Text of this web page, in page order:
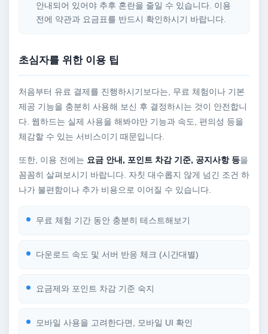
안내되어 있어야 추후 혼란을 줄일 수 있습니다. 이용
전에 약관과 요금표를 반드시 확인하시기 바랍니다.
초심자를 위한 이용 팁
처음부터 유료 결제를 진행하시기보다는, 무료 체험이나 기본
제공 기능을 충분히 사용해 보신 후 결정하시는 것이 안전합니
다. 웹하드는 실제 사용을 해봐야만 기능과 속도, 편의성 등을
체감할 수 있는 서비스이기 때문입니다.
또한, 이용 전에는 요금 안내, 포인트 차감 기준, 공지사항 등을
꼼꼼히 살펴보시기 바랍니다. 자칫 대수롭지 않게 넘긴 조건 하
나가 불편함이나 추가 비용으로 이어질 수 있습니다.
무료 체험 기간 동안 충분히 테스트해보기
다운로드 속도 및 서버 반응 체크 (시간대별)
요금제와 포인트 차감 기준 숙지
모바일 사용을 고려한다면, 모바일 UI 확인